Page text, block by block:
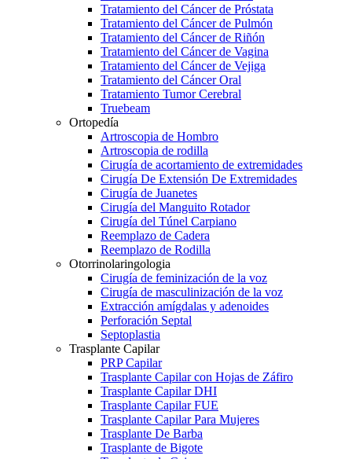
Tratamiento del Cáncer de Próstata
Tratamiento del Cáncer de Pulmón
Tratamiento del Cáncer de Riñón
Tratamiento del Cáncer de Vagina
Tratamiento del Cáncer de Vejiga
Tratamiento del Cáncer Oral
Tratamiento Tumor Cerebral
Truebeam
Ortopedía
Artroscopia de Hombro
Artroscopia de rodilla
Cirugía de acortamiento de extremidades
Cirugía De Extensión De Extremidades
Cirugía de Juanetes
Cirugía del Manguito Rotador
Cirugía del Túnel Carpiano
Reemplazo de Cadera
Reemplazo de Rodilla
Otorrinolaringologia
Cirugía de feminización de la voz
Cirugía de masculinización de la voz
Extracción amígdalas y adenoides
Perforación Septal
Septoplastia
Trasplante Capilar
PRP Capilar
Trasplante Capilar con Hojas de Záfiro
Trasplante Capilar DHI
Trasplante Capilar FUE
Trasplante Capilar Para Mujeres
Trasplante De Barba
Trasplante de Bigote